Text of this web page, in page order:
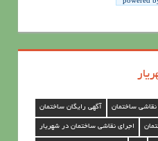
آگهی رایگان ساختمان نقاشی ساختمان
اجرای نقاشی ساختمان در شهریار